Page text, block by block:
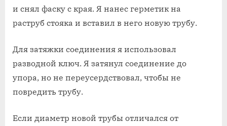
и снял фаску с края. Я нанес герметик на
раструб стояка и вставил в него новую трубу.
Для затяжки соединения я использовал
разводной ключ. Я затянул соединение до
упора‚ но не переусердствовал‚ чтобы не
повредить трубу.
Если диаметр новой трубы отличался от